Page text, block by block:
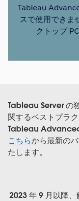
Tableau
スで使用できま
クトップ
Tableau Server の
関するベストプラ
Tableau
こちらから最新の
たします。
2023 年 9 月以降